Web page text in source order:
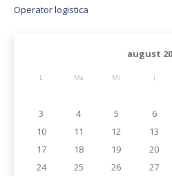
Operator logistica
august
L Ma Mi J
3
4 5 6
10
11 12 13
17
18 19 20
24
25 26 27